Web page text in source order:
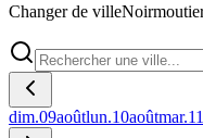
Changer de ville
dim.09aoûtlun.10aoûtmar.11